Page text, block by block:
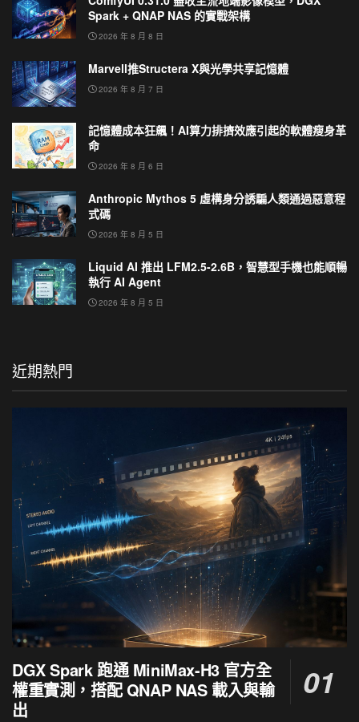
Spark + QNAP NAS 的實戰架構
2026 年 8 月 8 日
Marvell推Structera X與光學共享記憶體
2026 年 8 月 7 日
記憶體成本狂飆！AI算力排擠效應引起的軟體瘦身革
命
2026 年 8 月 6 日
Anthropic Mythos 5 虛構身分誘騙人類通過惡意程
式碼
2026 年 8 月 5 日
Liquid AI 推出 LFM2.5-2.6B，智慧型手機也能順暢
執行 AI Agent
2026 年 8 月 5 日
近期熱門
DGX Spark 跑通 MiniMax-H3 官方全
權重實測，搭配 QNAP NAS 載入與輸
出